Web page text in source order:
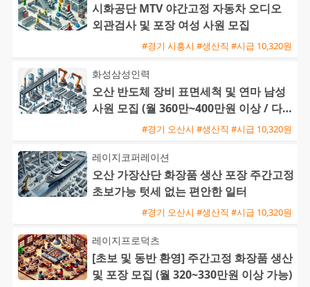
시화공단 MTV 야간고정 자동차 오디오
외관검사 및 포장 여성 사원 모집
#경기 시흥시 #생산직 #시급 10,320원
화성삼성인력
오산 반도체 장비 표면세척 및 연마 남성
사원 모집 (월 360만~400만원 이상 / 다양
한 수당 혜택)#경기 오산시 #생산직 #시급 10,320원
레이지코퍼레이션
오산 가장산단 화장품 생산 포장 주간고정
초보가능 텃세 없는 편안한 일터
#경기 오산시 #생산직 #시급 10,320원
레이지프로덕츠
[초보 및 동반 환영] 주간고정 화장품 생산
및 포장 모집 (월 320~330만원 이상 가능)